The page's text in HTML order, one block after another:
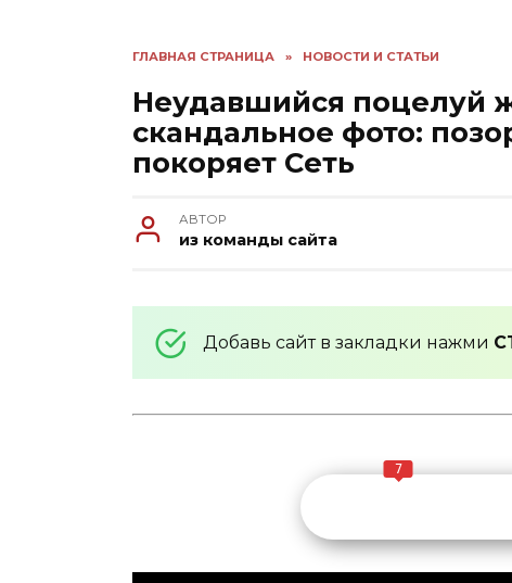
ГЛАВНАЯ СТРАНИЦА » НОВОСТИ И СТАТЬИ
Неудавшийся поцелуй
скандальное фото:
покоряет Сеть
АВТОР
из команды сайта
Добавь сайт в закладки нажми
7